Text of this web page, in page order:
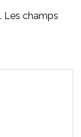
Les champs